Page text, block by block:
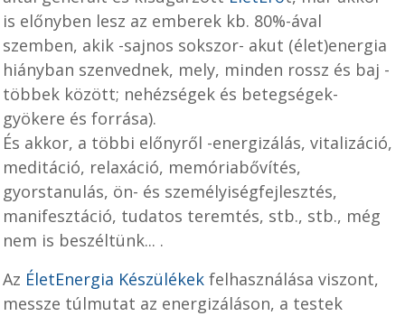
is előnyben lesz az emberek kb. 80%-ával
szemben, akik -sajnos sokszor- akut (élet)energia
hiányban szenvednek, mely, minden rossz és baj -
többek között; nehézségek és betegségek-
gyökere és forrása).
És akkor, a többi előnyről -energizálás, vitalizáció,
meditáció, relaxáció, memóriabővítés,
gyorstanulás, ön- és személyiségfejlesztés,
manifesztáció, tudatos teremtés, stb., stb., még
nem is beszéltünk... .
Az ÉletEnergia Készülékek felhasználása viszont,
messze túlmutat az energizáláson, a testek